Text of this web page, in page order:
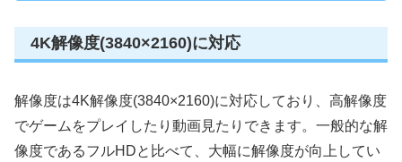
4K解像度(3840×2160)に対応
解像度は4K解像度(3840×2160)に対応しており、高解像度
でゲームをプレイしたり動画見たりできます。一般的な解
像度であるフルHDと比べて、大幅に解像度が向上してい